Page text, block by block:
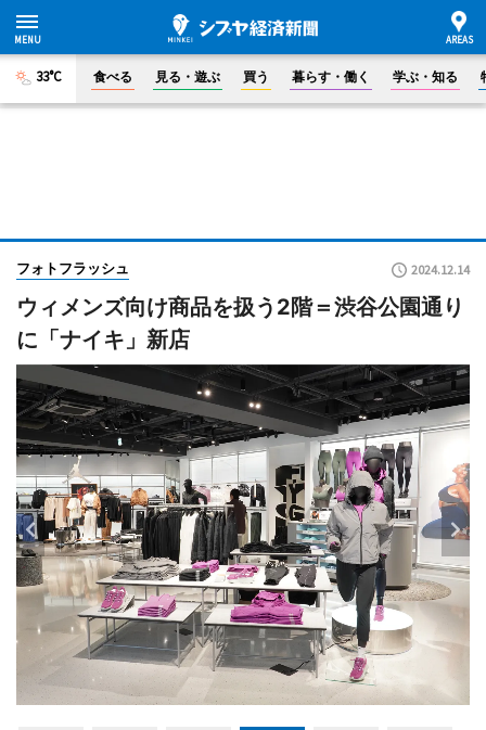
33°C 食べる 見る・遊ぶ 買う 暮らす・働く 学ぶ・知る
フォトフラッシュ 2024.12.14
ウィメンズ向け商品を扱う2階＝渋谷公園通り
に「ナイキ」新店